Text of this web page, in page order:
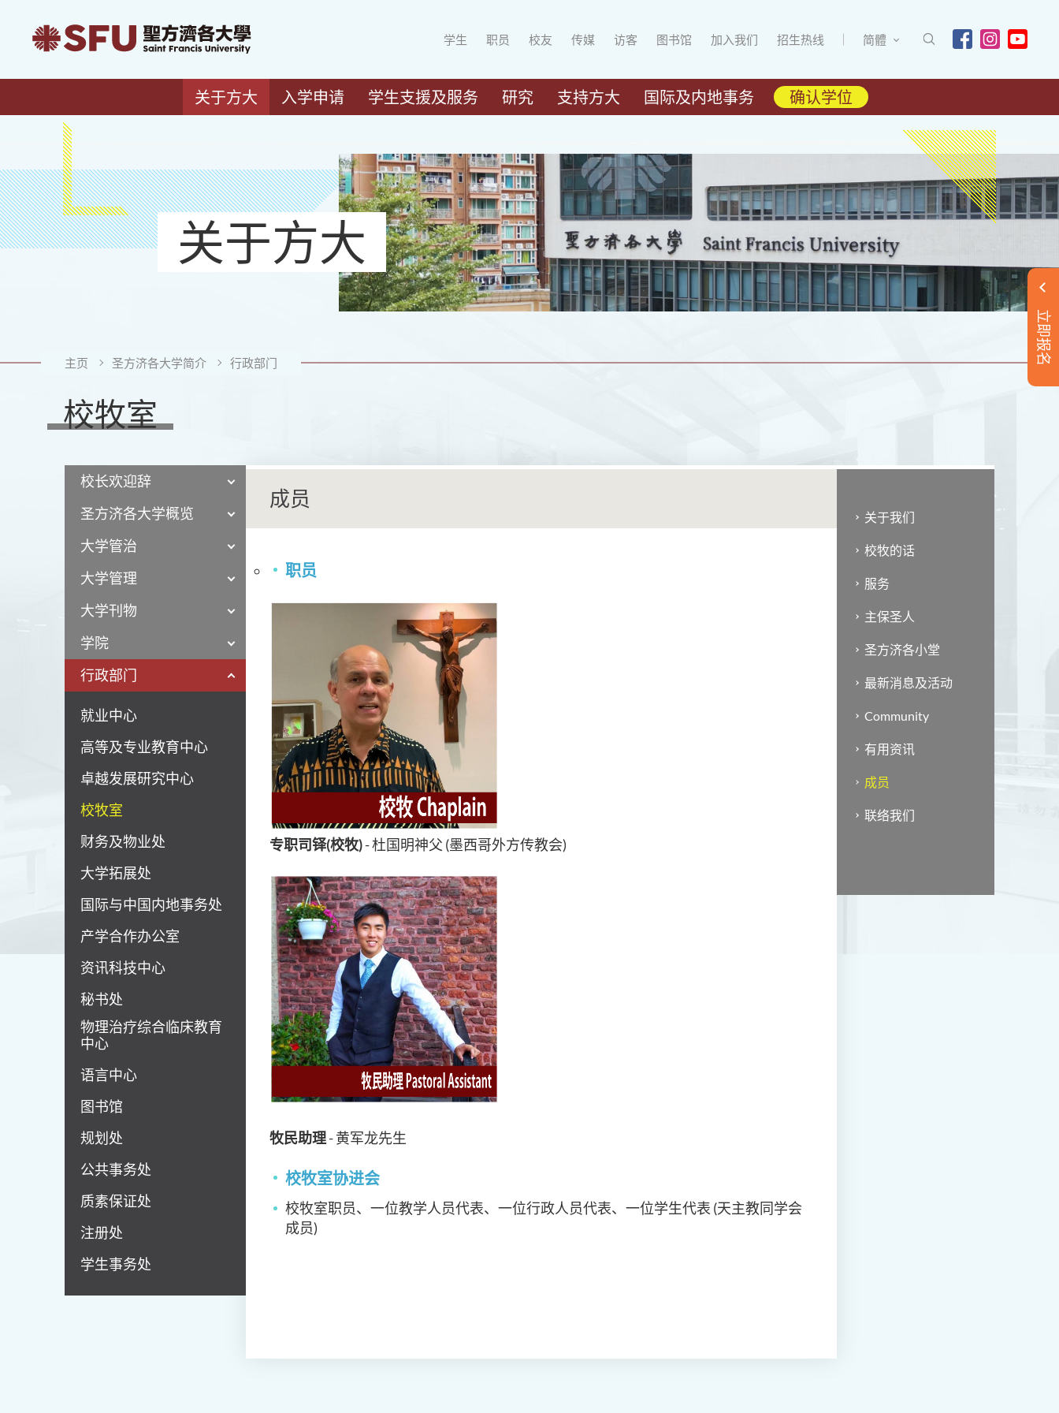
学生 职员 校友 传媒 访客 图书馆 加入我们 招生热线 简體
关于方大 入学申请 学生支援及服务 研究 支持方大 国际及内地事务 确认学位
立即报名
关于方大
主页 圣方济各大学简介 行政部门
校牧室
校长欢迎辞
圣方济各大学概览
大学管治
大学管理
大学刊物
学院
行政部门
就业中心
高等及专业教育中心
卓越发展研究中心
校牧室
财务及物业处
大学拓展处
国际与中国内地事务处
产学合作办公室
资讯科技中心
秘书处
物理治疗综合临床教育
中心
语言中心
图书馆
规划处
公共事务处
质素保证处
注册处
学生事务处
成员
职员
专职司铎(校牧)- 杜国明神父 (墨西哥外方传教会)
牧民助理- 黄军龙先生
校牧室协进会
校牧室职员、一位教学人员代表、一位行政人员代表、一位学生代表 (天主教同学会
成员)
关于我们
校牧的话
服务
主保圣人
圣方济各小堂
最新消息及活动
Community
有用资讯
成员
联络我们